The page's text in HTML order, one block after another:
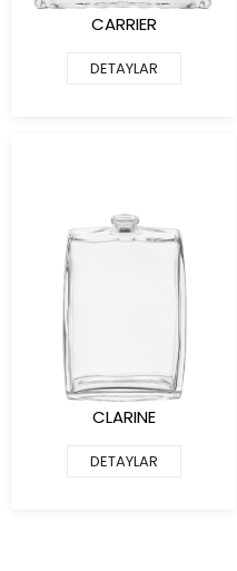
CARRIER
DETAYLAR
CLARINE
DETAYLAR